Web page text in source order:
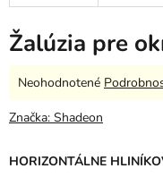
Žalúzia pre
HORIZONTÁLNE
Priemerné
produktu
z
Neohodnotené
Značka: Shadeon